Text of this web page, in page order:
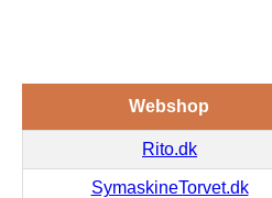
Webshop
Rito.dk
SymaskineTorvet.dk